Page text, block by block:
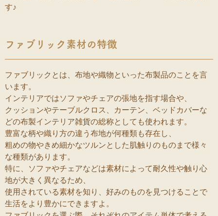
す♪
ファブリック素材の特徴
ファブリックとは、布地や織物といった布製品のことを言
います。
インテリアではソファやチェアの張地を指す場合や、
クッションやテーブルクロス、カーテン、ベッドカバーな
どの布製インテリア雑貨の総称としても使われます。
豊富な柄や織り方の違う布地が何種類も存在し、
粗めの物やきめ細かなツルンとした肌触りのものまで様々
な種類があります。
特に、ソファやチェアなどは素材によって耐久性や触り心
地が大きく異なるため、
使用されている素材を知り、好みのものを見つけることで
生活をより豊かにできますよ。